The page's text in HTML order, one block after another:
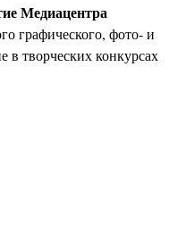
Медиацентра
графического, фото- и
в творческих конкурсах